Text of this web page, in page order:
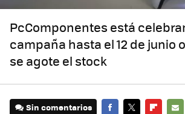
PcComponentes está
campaña hasta el 12 de junio
se agote el stock
Sin comentarios